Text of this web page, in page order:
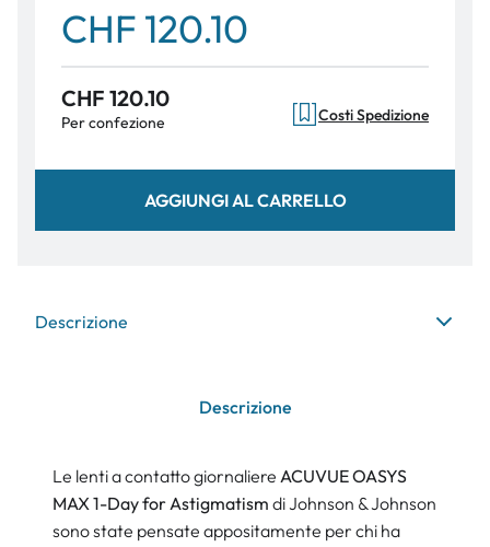
CHF 120.10
CHF 120.10
Per confezione Costi Spedizione
AGGIUNGI AL CARRELLO
Descrizione
Descrizione
Le lenti a contatto giornaliere ACUVUE OASYS
MAX 1-Day for Astigmatism di Johnson & Johnson
sono state pensate appositamente per chi ha